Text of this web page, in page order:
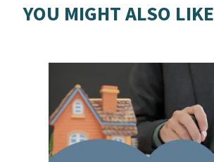
YOU MIGHT ALSO LIKE